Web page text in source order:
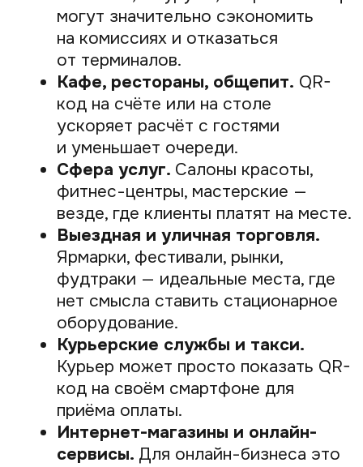
за поступлением денег или разбираться
с чеками, ведь Prodamus всё сделает
за вас. Вы получаете не просто QR-
эквайринг, а надёжного партнёра,
который берёт на себя всю платёжную
рутину, пока вы занимаетесь развитием
своего дела.
Я даю согласие на обработку персональных
данных
+7
Оставить заявку
Оставьте заявку
на подключение платёжного
модуля Prodamus и принимайте
оплату по России и всему миру: